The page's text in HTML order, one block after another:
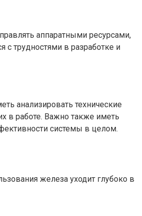
аппаратными ресурсами,
с трудностями в разработке и
анализировать технические
в работе. Важно также иметь
системы в целом.
железа уходит глубоко в